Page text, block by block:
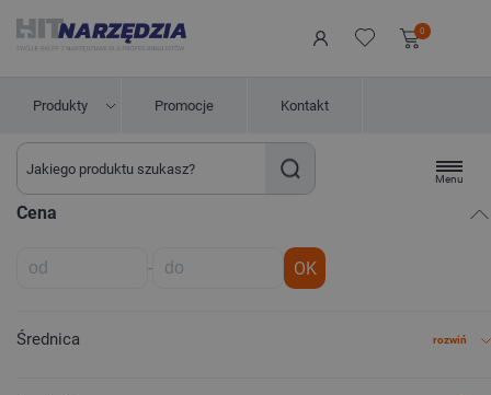
0
Produkty Promocje Kontakt
Menu
Cena
- OK
Średnica rozwiń